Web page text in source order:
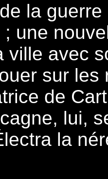
la
; une
ville avec
sur
de
lui,
la